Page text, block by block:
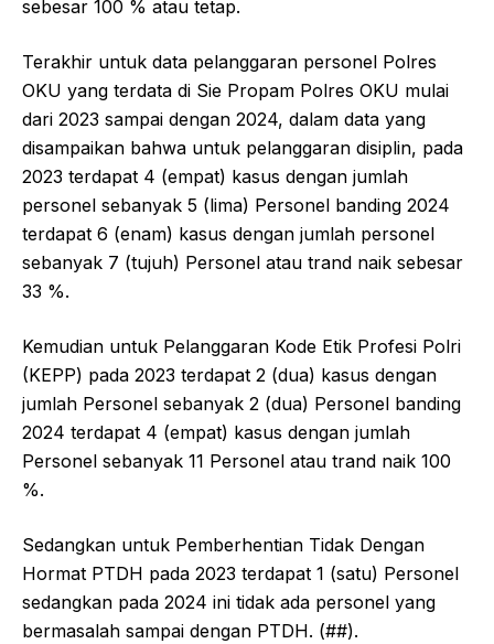
sebesar 100 % atau tetap.
Terakhir untuk data pelanggaran personel Polres
OKU yang terdata di Sie Propam Polres OKU mulai
dari 2023 sampai dengan 2024, dalam data yang
disampaikan bahwa untuk pelanggaran disiplin, pada
2023 terdapat 4 (empat) kasus dengan jumlah
personel sebanyak 5 (lima) Personel banding 2024
terdapat 6 (enam) kasus dengan jumlah personel
sebanyak 7 (tujuh) Personel atau trand naik sebesar
33 %.
Kemudian untuk Pelanggaran Kode Etik Profesi Polri
(KEPP) pada 2023 terdapat 2 (dua) kasus dengan
jumlah Personel sebanyak 2 (dua) Personel banding
2024 terdapat 4 (empat) kasus dengan jumlah
Personel sebanyak 11 Personel atau trand naik 100
%.
Sedangkan untuk Pemberhentian Tidak Dengan
Hormat PTDH pada 2023 terdapat 1 (satu) Personel
sedangkan pada 2024 ini tidak ada personel yang
bermasalah sampai dengan PTDH. (##).